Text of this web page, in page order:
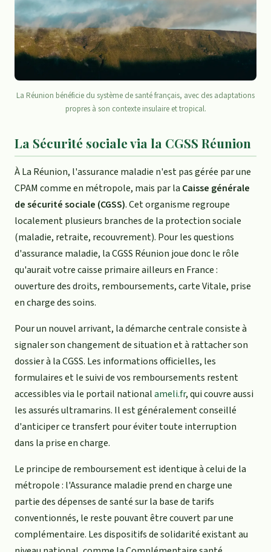
La Réunion bénéficie du système de santé français, avec des adaptations
propres à son contexte insulaire et tropical.
La Sécurité sociale via la CGSS Réunion
À La Réunion, l'assurance maladie n'est pas gérée par une
CPAM comme en métropole, mais par la Caisse générale
de sécurité sociale (CGSS). Cet organisme regroupe
localement plusieurs branches de la protection sociale
(maladie, retraite, recouvrement). Pour les questions
d'assurance maladie, la CGSS Réunion joue donc le rôle
qu'aurait votre caisse primaire ailleurs en France :
ouverture des droits, remboursements, carte Vitale, prise
en charge des soins.
Pour un nouvel arrivant, la démarche centrale consiste à
signaler son changement de situation et à rattacher son
dossier à la CGSS. Les informations officielles, les
formulaires et le suivi de vos remboursements restent
accessibles via le portail nationalameli.fr, qui couvre aussi
les assurés ultramarins. Il est généralement conseillé
d'anticiper ce transfert pour éviter toute interruption
dans la prise en charge.
Le principe de remboursement est identique à celui de la
métropole : l'Assurance maladie prend en charge une
partie des dépenses de santé sur la base de tarifs
conventionnés, le reste pouvant être couvert par une
complémentaire. Les dispositifs de solidarité existant au